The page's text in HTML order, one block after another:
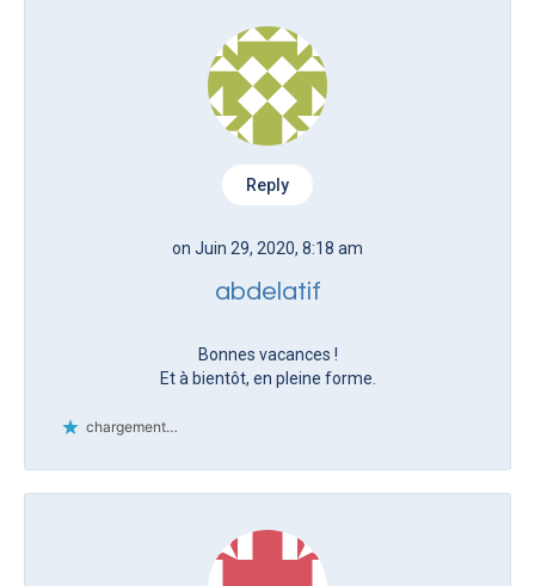
Reply
on Juin 29, 2020, 8:18 am
abdelatif
Bonnes vacances !
Et à bientôt, en pleine forme.
chargement…